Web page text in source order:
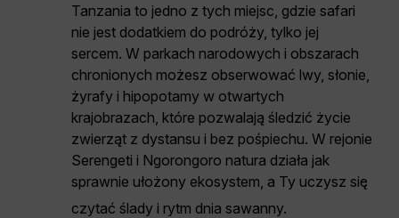
Tanzania to jedno z tych miejsc, gdzie safari
nie jest dodatkiem do podróży, tylko jej
sercem. W parkach narodowych i obszarach
chronionych możesz obserwować lwy, słonie,
żyrafy i hipopotamy w otwartych
krajobrazach, które pozwalają śledzić życie
zwierząt z dystansu i bez pośpiechu. W rejonie
Serengeti i Ngorongoro natura działa jak
sprawnie ułożony ekosystem, a Ty uczysz się
czytać ślady i rytm dnia sawanny.